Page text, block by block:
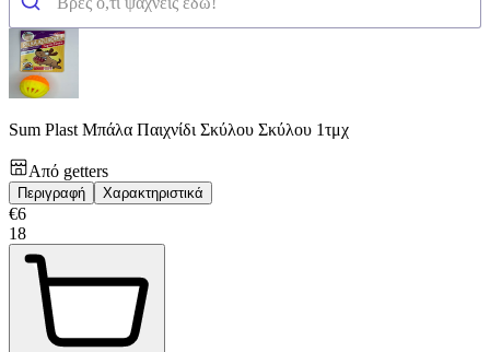
Sum Plast Μπάλα Παιχνίδι Σκύλου Σκύλου 1τμχ
Από getters
Περιγραφή Χαρακτηριστικά
€6
18